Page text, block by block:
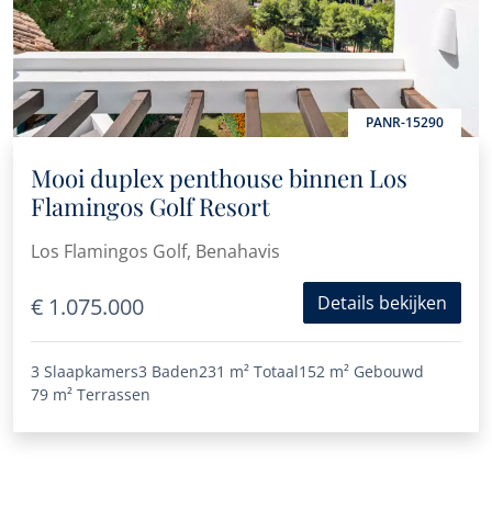
PANR-15290
Mooi duplex penthouse binnen Los
Flamingos Golf Resort
Los Flamingos Golf, Benahavis
€ 1.075.000 Details bekijken
3 Slaapkamers3 Baden231 m² Totaal152 m² Gebouwd
79 m² Terrassen